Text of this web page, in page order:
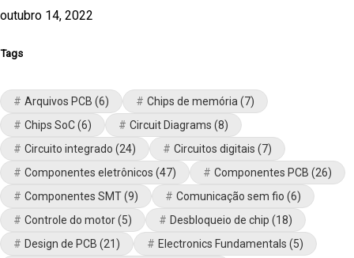
outubro 14, 2022
Tags
Arquivos PCB (6) Chips de memória(7)
Chips SoC(6) Circuit Diagrams (8)
Circuito integrado (24) Circuitos digitais (7)
Componentes eletrônicos (47) Componentes PCB (26)
Componentes SMT(9) Comunicação sem fio (6)
Controle do motor(5) Desbloqueio de chip (18)
Design de PCB (21) Electronics Fundamentals (5)